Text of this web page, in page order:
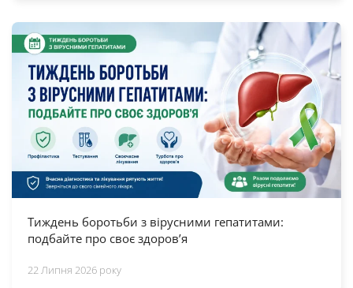
Тиждень боротьби з вірусними гепатитами:
подбайте про своє здоров’я
22 Липня 2026 року